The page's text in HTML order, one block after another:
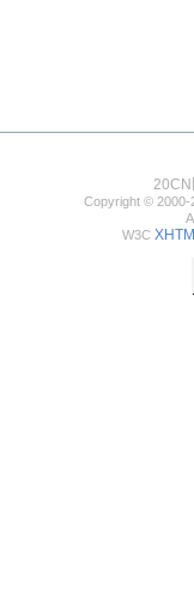
20CN
Copyright © 2000-
W3C